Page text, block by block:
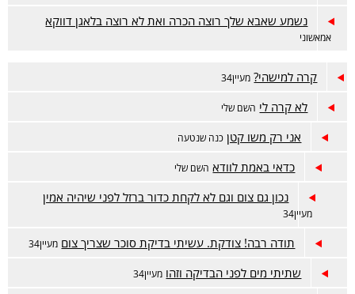
נשמע שאבא שלך רוצה הכרה ואת לא רוצה בלאגן דווקא
אמאשוני
קרה למישהי? מעיין34
לא קרה לי השם שלי
אני רק משו קטן כנה שנטעה
כדאי באמת לוודא השם שלי
נכון גם צום וגם לא לקחת כדור ברזל לפני שיהיה אמין
מעיין34
תודה רבה! צודקת. עשיתי בדיקת סוכר שצריך צום מעיין34
שתיתי מים לפני הבדיקה וזהו מעיין34